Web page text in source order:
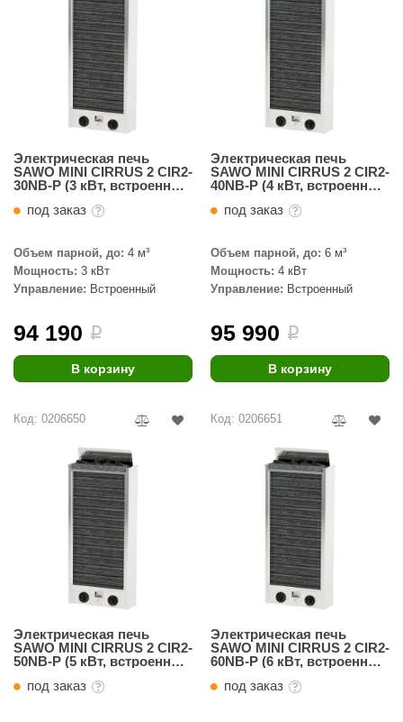
icon
Электрическая печь
SAWO MINI CIRRUS 2 CIR2-
30NB-P (3 кВт, встроенный
под заказ
Объем парной, до: 4 м³
Мощность: 3 кВт
Управление: Встроенный
94 190 i
В корзину
Электрическая печь
SAWO MINI CIRRUS 2 CIR2-
40NB-P (4 кВт, встроенный
под заказ
Объем парной, до: 6 м³
Мощность: 4 кВт
Управление: Встроенный
95 990 i
В корзину
Код: 0206650
Электрическая печь
SAWO MINI CIRRUS 2 CIR2-
50NB-P (5 кВт, встроенный
под заказ
Код: 0206651
Электрическая печь
SAWO MINI CIRRUS 2 CIR2-
60NB-P (6 кВт, встроенный
под заказ